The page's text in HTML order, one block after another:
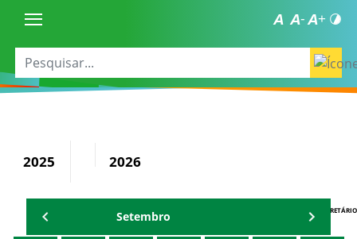
2025 2026
AGENDA DO SECRETÁRIO
Setembro